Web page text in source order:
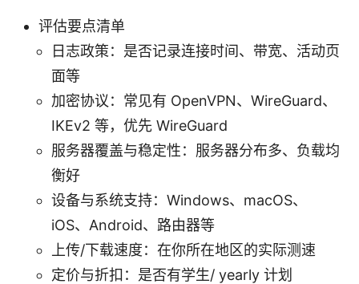
评估要点清单
日志政策：是否记录连接时间、带宽、活动页
面等
加密协议：常见有 OpenVPN、WireGuard、
IKEv2 等，优先 WireGuard
服务器覆盖与稳定性：服务器分布多、负载均
衡好
设备与系统支持：Windows、macOS、
iOS、Android、路由器等
上传/下载速度：在你所在地区的实际测速
定价与折扣：是否有学生/ yearly 计划